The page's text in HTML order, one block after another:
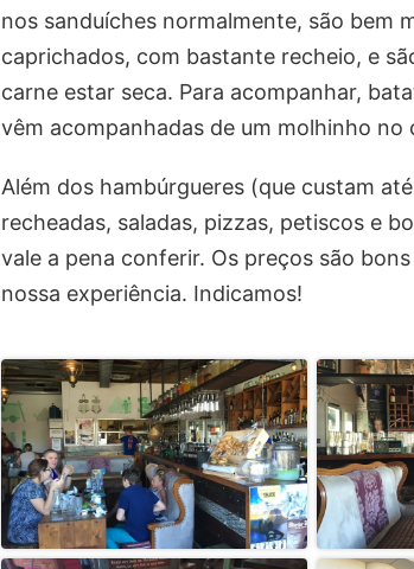
nos sanduíches normalmente, são bem
caprichados, com bastante recheio, e
carne estar seca. Para acompanhar,
vêm acompanhadas de um molhinho no
Além dos hambúrgueres (que custam
recheadas, saladas, pizzas, petiscos e
vale a pena conferir. Os preços são
nossa experiência. Indicamos!